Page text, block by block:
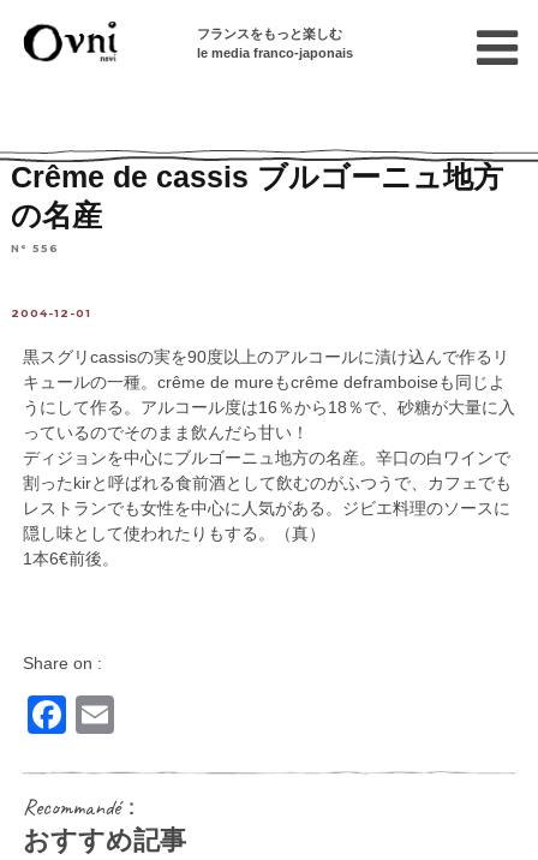
フランスをもっと楽しむ
le media franco-japonais
Crême de cassis ブルゴーニュ地方
の名産
N° 556
2004-12-01
黒スグリcassisの実を90度以上のアルコールに漬け込んで作るリ
キュールの一種。crême de mureもcrême deframboiseも同じよ
うにして作る。アルコール度は16％から18％で、砂糖が大量に入
っているのでそのまま飲んだら甘い！
ディジョンを中心にブルゴーニュ地方の名産。辛口の白ワインで
割ったkirと呼ばれる食前酒として飲むのがふつうで、カフェでも
レストランでも女性を中心に人気がある。ジビエ料理のソースに
隠し味として使われたりもする。（真）
1本6€前後。
Share on :
Facebook
Recommandé：
おすすめ記事